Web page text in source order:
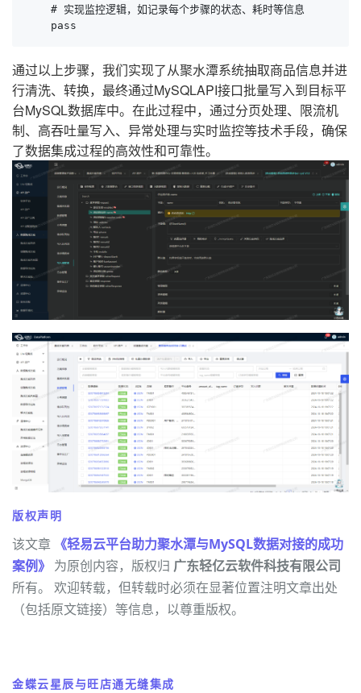
    # 实现监控逻辑，如记录每个步骤的状态、耗时等信息
    pass
通过以上步骤，我们实现了从聚水潭系统抽取商品信息并进
行清洗、转换，最终通过MySQLAPI接口批量写入到目标平
台MySQL数据库中。在此过程中，通过分页处理、限流机
制、高吞吐量写入、异常处理与实时监控等技术手段，确保
了数据集成过程的高效性和可靠性。
版权声明
该文章 《轻易云平台助力聚水潭与MySQL数据对接的成功
案例》 为原创内容，版权归 广东轻亿云软件科技有限公司
所有。 欢迎转载，但转载时必须在显著位置注明文章出处
（包括原文链接）等信息，以尊重版权。
金蝶云星辰与旺店通无缝集成